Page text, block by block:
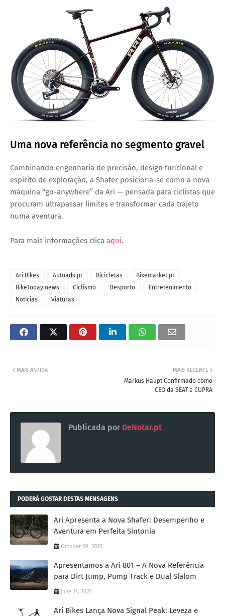
Uma nova referência no segmento gravel
Combinando engenharia de precisão, design funcional e
espírito de exploração, a Shafer posiciona-se como a nova
máquina “go-anywhere” da Ari — pensada para ciclistas que
procuram ultrapassar limites e transformar cada trajeto
numa aventura.
Para mais informações clica aqui.
Ari Bikes Autoads.pt Bicicletas
Bikemarket.pt
BikeToday.news
Ciclismo Desporto
Entretenimento
Notícias
Viaturas
MAIS RECENTE
Markus Haupt Confirmado como
CEO da SEAT e CUPRA
MAIS ANTIGA
Publicada por DeNotar.pt
PODERÁ GOSTAR DESTAS MENSAGENS
Ari Apresenta a Nova Shafer: Desempenho e
Aventura em Perfeita Sintonia
October 09, 2025
Apresentamos a Ari 801 – A Nova Referência
para Dirt Jump, Pump Track e Dual Slalom
June 11, 2025
Ari Bikes Lança Nova Signal Peak: Leveza e